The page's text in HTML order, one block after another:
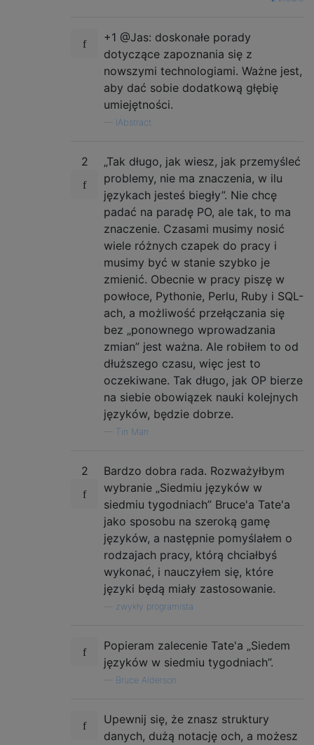
+1 @Jas: doskonałe porady
dotyczące zapoznania się z
nowszymi technologiami. Ważne jest,
aby dać sobie dodatkową głębię
umiejętności.
IAbstract
2
„Tak długo, jak wiesz, jak przemyśleć
problemy, nie ma znaczenia, w ilu
językach jesteś biegły”. Nie chcę
padać na paradę PO, ale tak, to ma
znaczenie. Czasami musimy nosić
wiele różnych czapek do pracy i
musimy być w stanie szybko je
zmienić. Obecnie w pracy piszę w
powłoce, Pythonie, Perlu, Ruby i SQL-
ach, a możliwość przełączania się
bez „ponownego wprowadzania
zmian” jest ważna. Ale robiłem to od
dłuższego czasu, więc jest to
oczekiwane. Tak długo, jak OP bierze
na siebie obowiązek nauki kolejnych
języków, będzie dobrze.
Tin Man
2
Bardzo dobra rada. Rozważyłbym
wybranie „Siedmiu języków w
siedmiu tygodniach” Bruce'a Tate'a
jako sposobu na szeroką gamę
języków, a następnie pomyślałem o
rodzajach pracy, którą chciałbyś
wykonać, i nauczyłem się, które
języki będą miały zastosowanie.
zwykły programista
Popieram zalecenie Tate'a „Siedem
języków w siedmiu tygodniach”.
Bruce Alderson
Upewnij się, że znasz struktury
danych, dużą notację och, a możesz